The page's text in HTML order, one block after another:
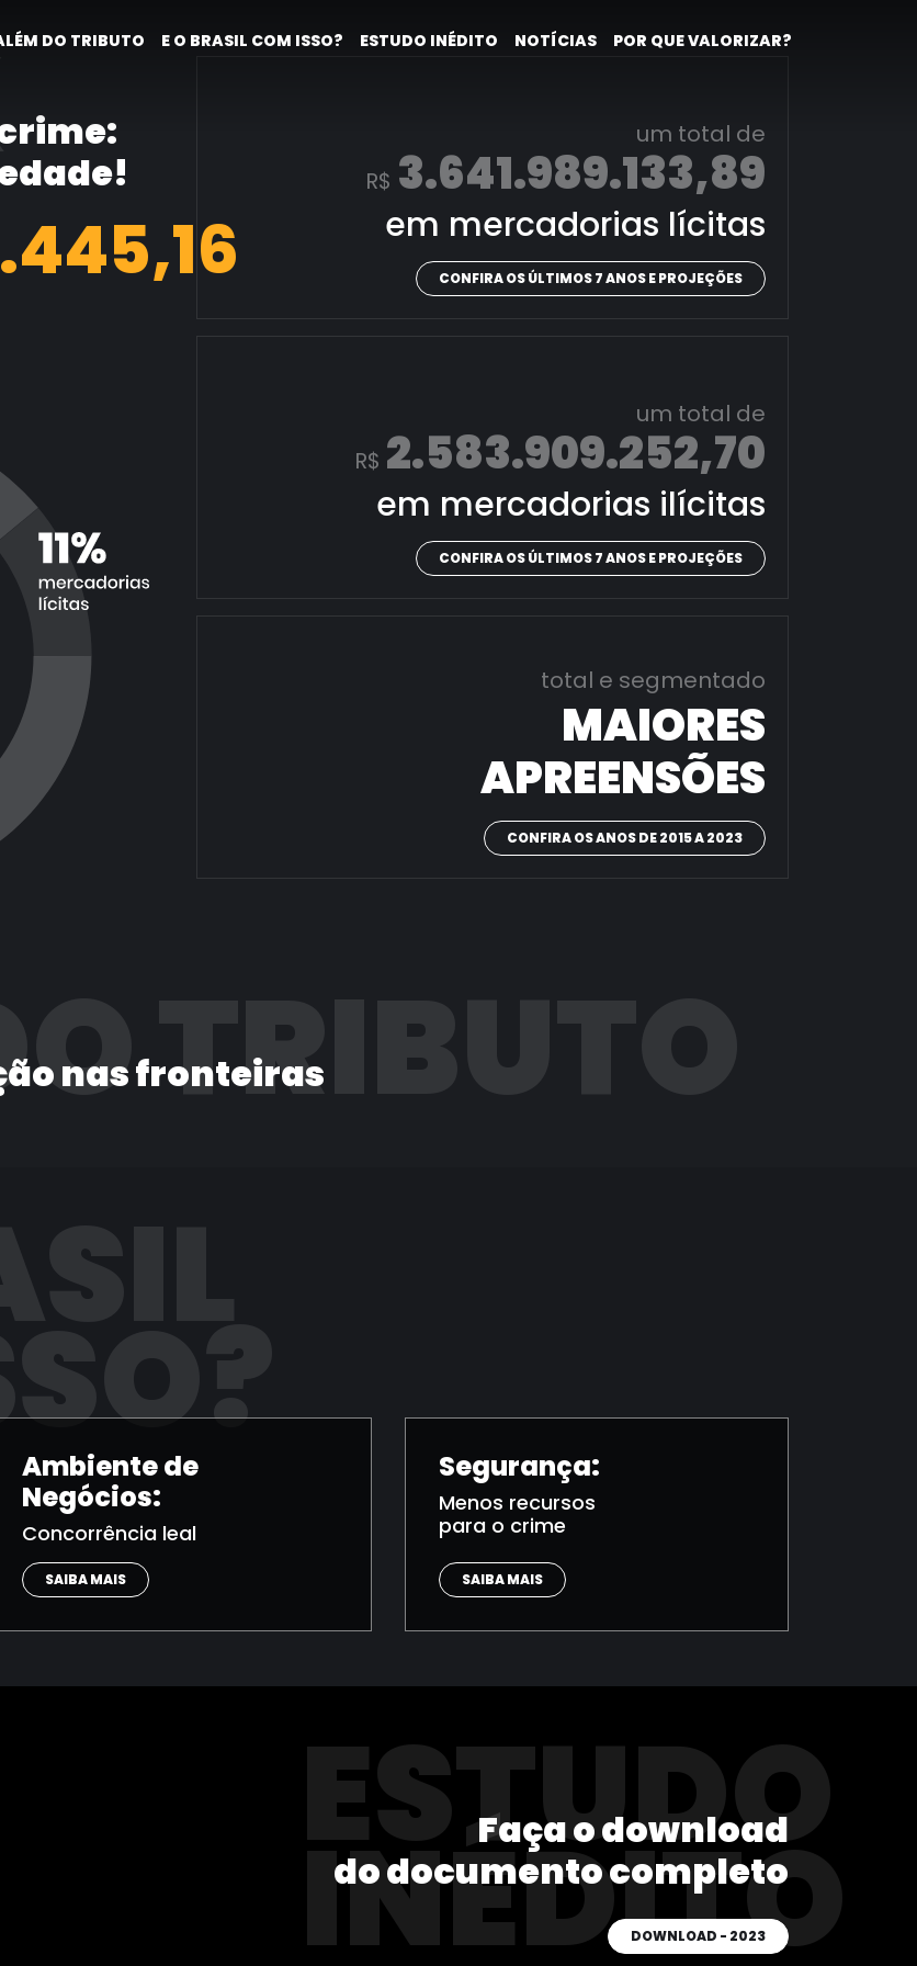
DO TRIBUTO E O BRASIL COM ISSO? ESTUDO INÉDITO NOTÍCIAS POR QUE VALORIZAR?
um total de
R$ 3.641.989.133,89
em mercadorias lícitas
CONFIRA OS ÚLTIMOS 7 ANOS E PROJEÇÕES
um total de
R$ 2.583.909.252,70
em mercadorias ilícitas
CONFIRA OS ÚLTIMOS 7 ANOS E PROJEÇÕES
total e segmentado
MAIORES
APREENSÕES
CONFIRA OS ANOS DE 2015 A 2023
TRIBUTO
nas fronteiras
Ambiente de
Negócios:
Concorrência leal
SAIBA MAIS
Segurança:
Menos recursos
para o crime
SAIBA MAIS
ESTUDO
INÉDITO
Faça o download
do documento completo
DOWNLOAD - 2023